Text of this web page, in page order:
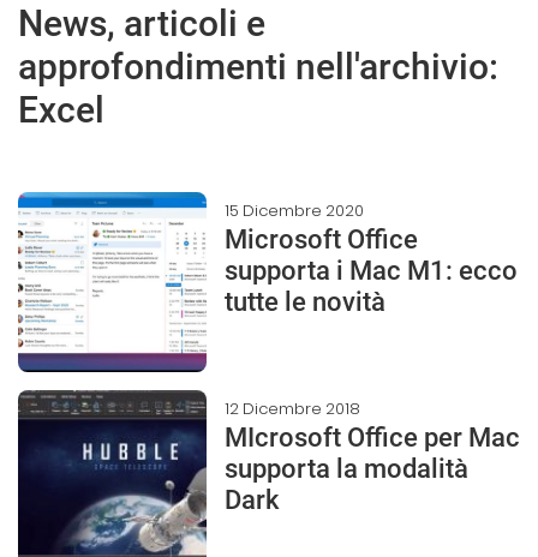
News, articoli e
approfondimenti nell'archivio:
Excel
15 Dicembre 2020
Microsoft Office
supporta i Mac M1: ecco
tutte le novità
12 Dicembre 2018
MIcrosoft Office per Mac
supporta la modalità
Dark